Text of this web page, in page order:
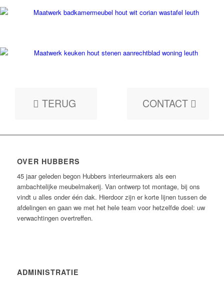
TERUG CONTACT
OVER HUBBERS
45 jaar geleden begon Hubbers interieurmakers als een
ambachtelijke meubelmakerij. Van ontwerp tot montage, bij ons
vindt u alles onder één dak. Hierdoor zijn er korte lijnen tussen de
afdelingen en gaan we met het hele team voor hetzelfde doel: uw
verwachtingen overtreffen.
ADMINISTRATIE